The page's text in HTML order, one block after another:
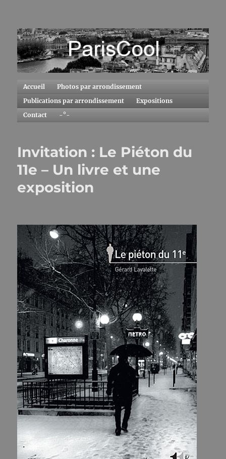
ParisCool
Accueil
Photos par arrondissement
Publications par arrondissement
Expositions
Contact
-°-
Invitation : Le Piéton du
11e – Un livre et une
exposition